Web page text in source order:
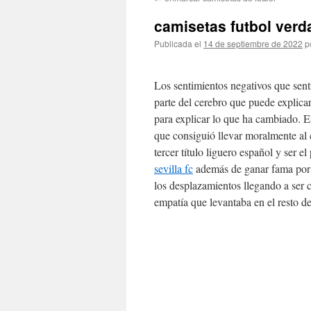
contenido
camisetas futbol
Publicada el 14 de septiembre de 2022
Los sentimientos negativos que
parte del cerebro que puede
para explicar lo que ha cambiado.
que consiguió llevar moralmente
tercer título liguero español y ser
sevilla fcademás de ganar fama
los desplazamientos llegando a
empatía que levantaba en el resto